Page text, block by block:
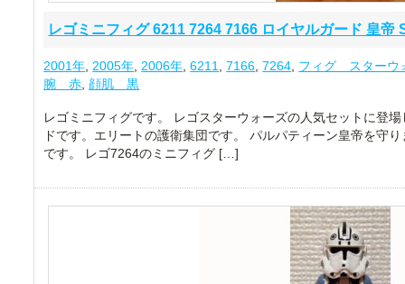
レゴミニフィグ 6211 7264 7166 ロイヤルガード 皇帝
2001年 2005年 2006年 ,6211 ,7166 ,7264 フィグ スターウ
腕 赤 顔肌 黒
レゴミニフィグです。 レゴスターウォーズの人気セットに登
ドです。エリートの護衛集団です。 パルパティーン皇帝を守
です。 レゴ7264のミニフィグ […]